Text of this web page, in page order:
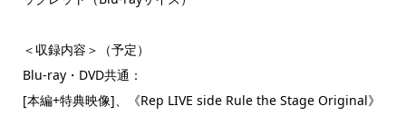
＜収録内容＞（予定）
Blu-ray・DVD共通：
[本編+特典映像]、《Rep LIVE side Rule the Stage Original》